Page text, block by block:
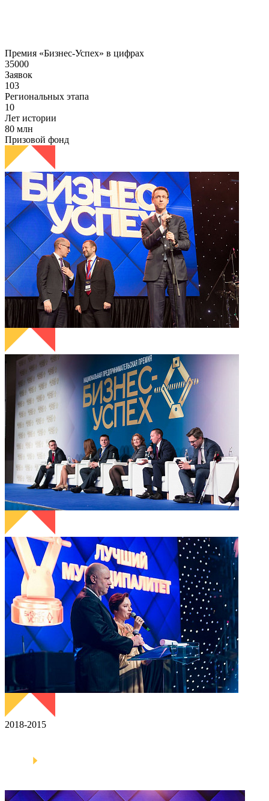
Премия «Бизнес-Успех» в цифрах
35000
Заявок
103
Региональных этапа
10
Лет истории
80 млн
Призовой фонд
2018-2015